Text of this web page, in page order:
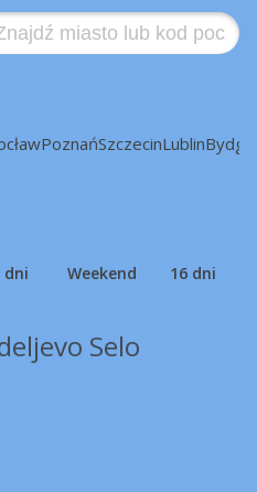
PoznańSzczecinLublin
dni Weekend 16 dni
Selo